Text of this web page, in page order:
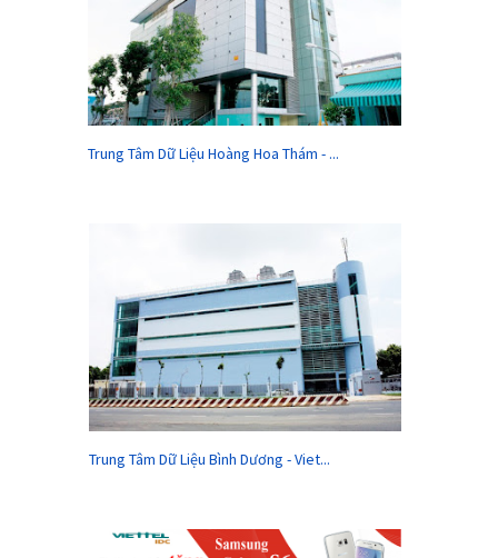
Trung Tâm Dữ Liệu Hoàng Hoa Thám - ...
Trung Tâm Dữ Liệu Bình Dương - Viet...